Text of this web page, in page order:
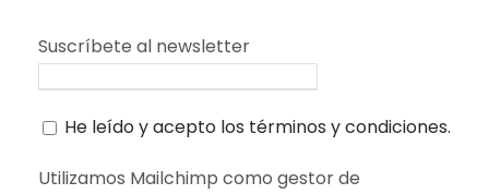
Suscríbete al newsletter
He leído y acepto los términos y condiciones.
Utilizamos Mailchimp como gestor de